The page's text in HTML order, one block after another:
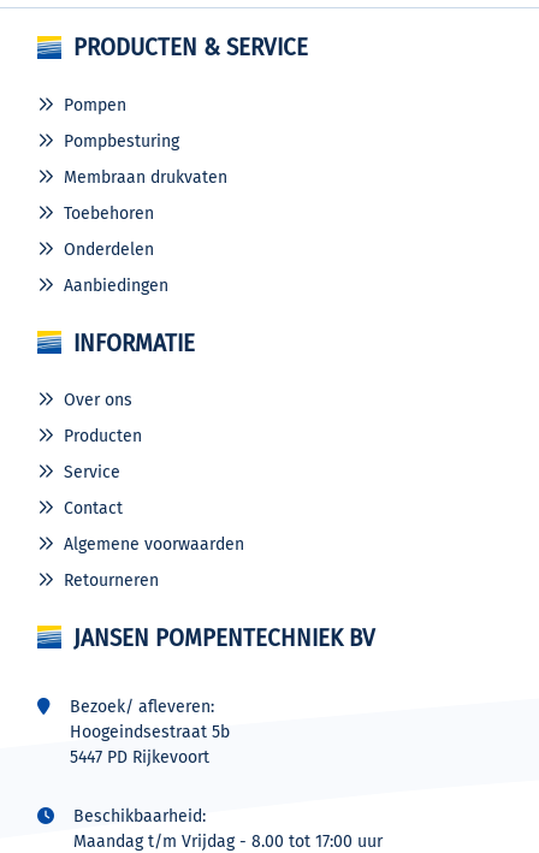
PRODUCTEN & SERVICE
Pompen
Pompbesturing
Membraan drukvaten
Toebehoren
Onderdelen
Aanbiedingen
INFORMATIE
Over ons
Producten
Service
Contact
Algemene voorwaarden
Retourneren
JANSEN POMPENTECHNIEK BV
Bezoek/ afleveren:
Hoogeindsestraat 5b
5447 PD Rijkevoort
Beschikbaarheid:
Maandag t/m Vrijdag - 8.00 tot 17:00 uur